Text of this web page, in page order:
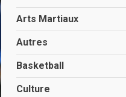
Arts Martiaux
Autres
Basketball
Culture